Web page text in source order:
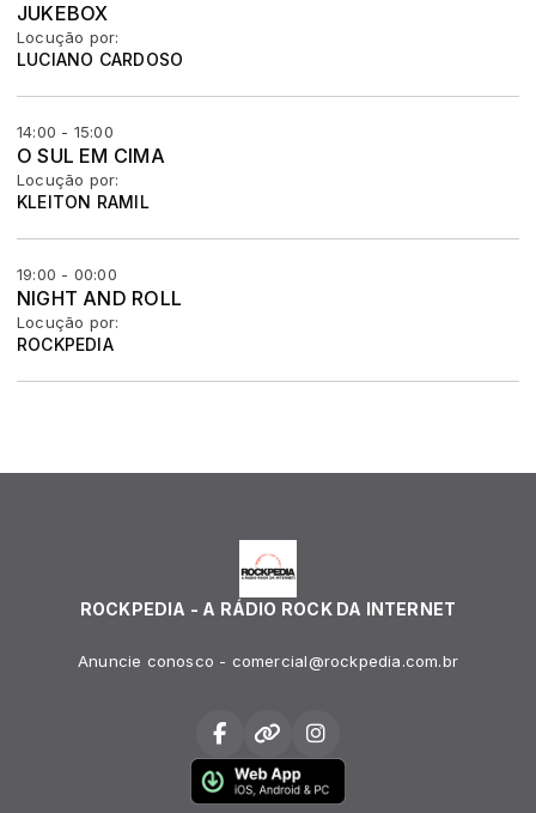
JUKEBOX
Locução por:
LUCIANO CARDOSO
14:00 - 15:00
O SUL EM CIMA
Locução por:
KLEITON RAMIL
19:00 - 00:00
NIGHT AND ROLL
Locução por:
ROCKPEDIA
ROCKPEDIA - A RÁDIO ROCK DA INTERNET
Anuncie conosco - comercial@rockpedia.com.br